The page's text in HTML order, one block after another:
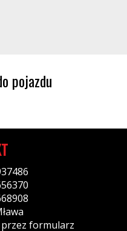
pojazdu
formularz